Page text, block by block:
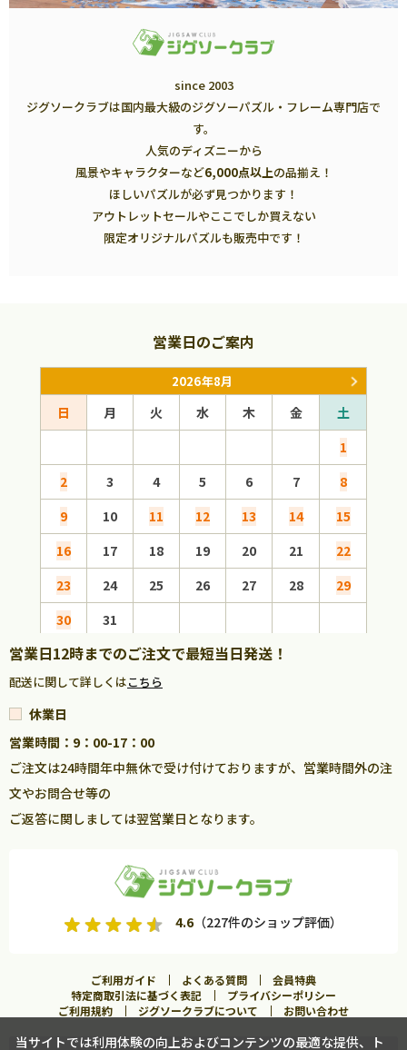
since 2003
ジグソークラブは国内最大級のジグソーパズル・フレーム専門店で
す。
人気のディズニーから
風景やキャラクターなど6,000点以上の品揃え！
ほしいパズルが必ず見つかります！
アウトレットセールやここでしか買えない
限定オリジナルパズルも販売中です！
営業日のご案内
2026年8月
日 月 火 水 木 金
土
1
2
3 4 5 6 7
8
9
10 11 12 13 14
15
16
17 18 19 20 21
22
23
24 25 26 27 28
29
30
31
営業日12時までのご注文で最短当日発送！
配送に関して詳しくはこちら
休業日
営業時間：9：00-17：00
ご注文は24時間年中無休で受け付けておりますが、営業時間外の注
文やお問合せ等の
ご返答に関しましては翌営業日となります。
4.6（227件のショップ評価）
ご利用ガイド よくある質問
会員特典
特定商取引法に基づく表記
プライバシーポリシー
ご利用規約
ジグソークラブについて お問い合わせ
当サイトでは利用体験の向上およびコンテンツの最適な提供、ト